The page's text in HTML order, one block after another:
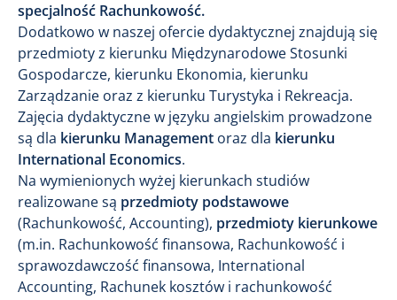
specjalność Rachunkowość​.
Dodatkowo w naszej ofercie dydaktycznej znajdują się
przedmioty z kierunku Międzynarodowe Stosunki
Gospodarcze, kierunku Ekonomia, kierunku
Zarządzanie oraz z kierunku Turystyka i Rekreacja.
Zajęcia dydaktyczne w języku angielskim prowadzone
są dla kierunku Management oraz dla kierunku
International Economics.
Na wymienionych wyżej kierunkach studiów
realizowane są przedmioty podstawowe
(Rachunkowość, Accounting), przedmioty kierunkowe
(m.in. Rachunkowość finansowa, Rachunkowość i
sprawozdawczość finansowa, International
Accounting, Rachunek kosztów i rachunkowość